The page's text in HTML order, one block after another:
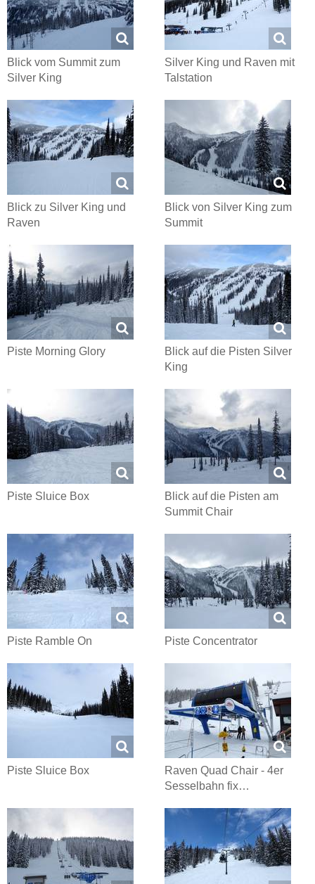
Blick vom Summit zum
Silver King
Silver King und Raven mit
Talstation
Blick zu Silver King und
Raven
Blick von Silver King zum
Summit
Piste Morning Glory
Blick auf die Pisten Silver
King
Piste Sluice Box
Blick auf die Pisten am
Summit Chair
Piste Ramble On Piste Concentrator
Piste Sluice Box
Raven Quad Chair - 4er
Sesselbahn fix…